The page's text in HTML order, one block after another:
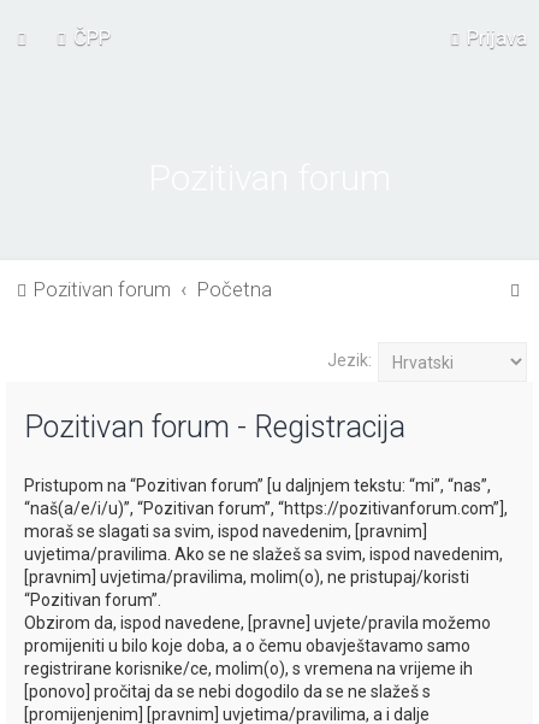
ČPP Prijava
Pozitivan forum Početna
Jezik:
Pozitivan forum - Registracija
Pristupom na “Pozitivan forum” [u daljnjem tekstu: “mi”, “nas”,
“naš(a/e/i/u)”, “Pozitivan forum”, “https://pozitivanforum.com”],
moraš se slagati sa svim, ispod navedenim, [pravnim]
uvjetima/pravilima. Ako se ne slažeš sa svim, ispod navedenim,
[pravnim] uvjetima/pravilima, molim(o), ne pristupaj/koristi
“Pozitivan forum”.
Obzirom da, ispod navedene, [pravne] uvjete/pravila možemo
promijeniti u bilo koje doba, a o čemu obavještavamo samo
registrirane korisnike/ce, molim(o), s vremena na vrijeme ih
[ponovo] pročitaj da se nebi dogodilo da se ne slažeš s
[promijenjenim] [pravnim] uvjetima/pravilima, a i dalje